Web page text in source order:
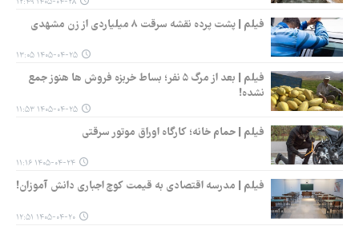
فیلم | پشت پرده نقشه سرقت ۸ میلیاردی از زن مشهدی
۱۴۰۵-۰۴-۲۵ ۱۳:۰۵
فیلم | بعد از مرگ ۵ نفر؛ بساط خربزه فروش ها هنوز جمع
نشده!
۱۴۰۵-۰۴-۲۵ ۱۱:۵۳
فیلم | حمام خانه؛ کارگاه اوراق موتور سرقتی
۱۴۰۵-۰۴-۲۴ ۱۱:۱۶
فیلم | مدرسه اقتصادی به قیمت کوچ اجباری دانش آموزان!
۱۴۰۵-۰۴-۲۰ ۱۲:۵۱